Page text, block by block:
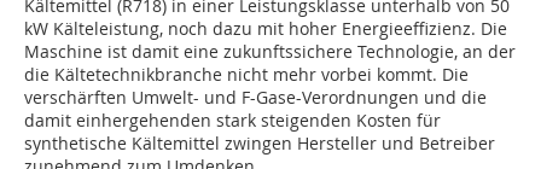
Kältemittel (R718) in einer Leistungsklasse unterhalb von 50
kW Kälteleistung, noch dazu mit hoher Energieeffizienz. Die
Maschine ist damit eine zukunftssichere Technologie, an der
die Kältetechnikbranche nicht mehr vorbei kommt. Die
verschärften Umwelt- und F-Gase-Verordnungen und die
damit einhergehenden stark steigenden Kosten für
synthetische Kältemittel zwingen Hersteller und Betreiber